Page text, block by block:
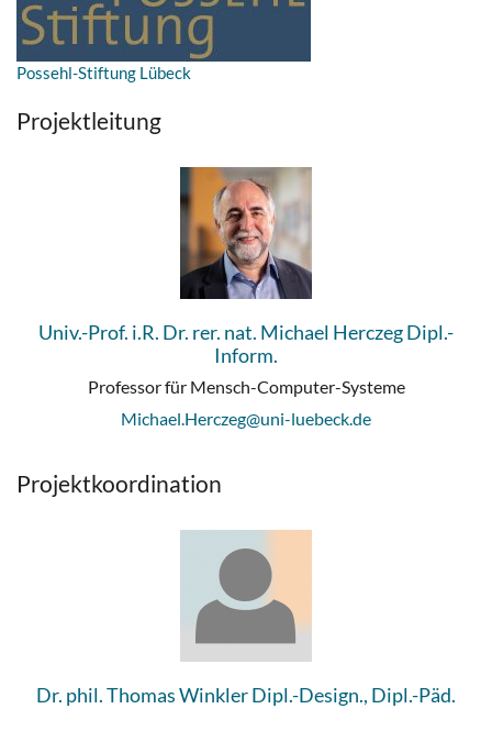
Possehl-Stiftung Lübeck
Projektleitung
Univ.-Prof. i.R. Dr. rer. nat. Michael Herczeg Dipl.-
Inform.
Professor für Mensch-Computer-Systeme
Michael.Herczeg@uni-luebeck.de
Projektkoordination
Dr. phil. Thomas Winkler Dipl.-Design., Dipl.-Päd.